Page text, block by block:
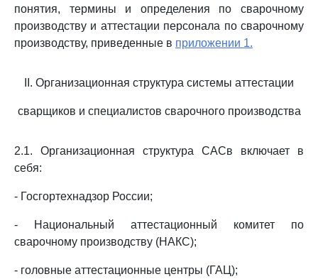
понятия, термины и определения по сварочному
производству и аттестации персонала по сварочному
производству, приведенные в приложении 1.
II. Организационная структура системы аттестации
сварщиков и специалистов сварочного производства
2.1. Организационная структура САСв включает в
себя:
- Госгортехнадзор России;
- Национальный аттестационный комитет по
сварочному производству (НАКС);
- головные аттестационные центры (ГАЦ);